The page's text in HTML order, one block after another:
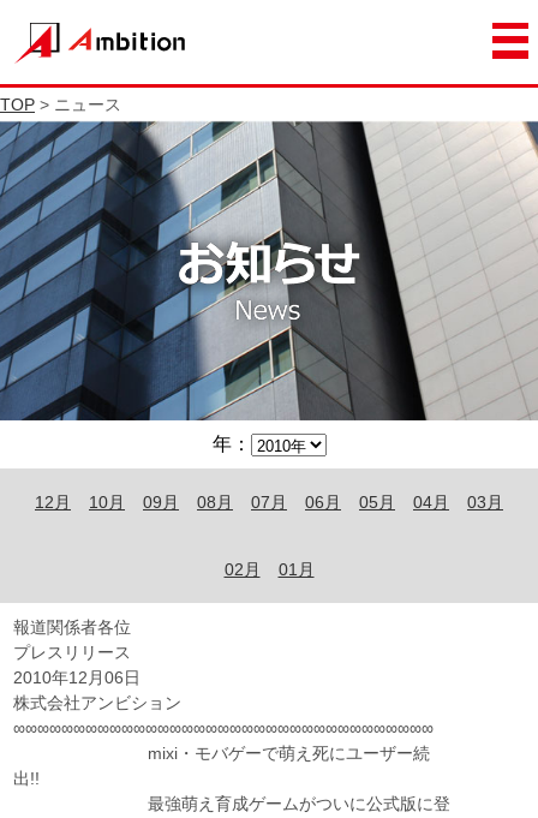
TOP > ニュース
年：
12月 10月 09月 08月 07月 06月 05月 04月 03月
02月 01月
報道関係者各位
プレスリリース
2010年12月06日
株式会社アンビション
∞∞∞∞∞∞∞∞∞∞∞∞∞∞∞∞∞∞∞∞∞∞∞∞∞∞∞∞∞∞∞∞∞∞∞
mixi・モバゲーで萌え死にユーザー続
出!!
最強萌え育成ゲームがついに公式版に登